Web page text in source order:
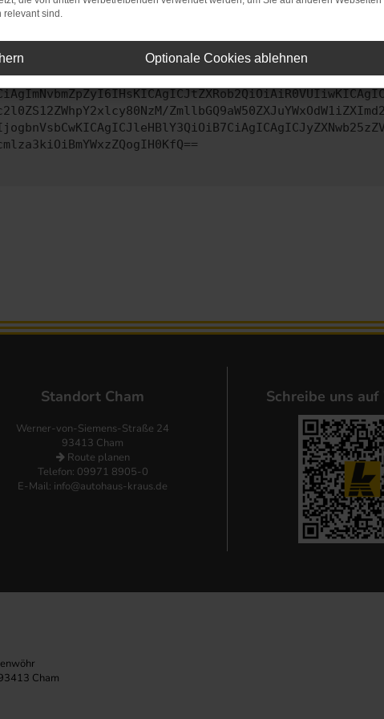
kontaktiere uns bitte. Wir werden versuchen, das Problem zu
Standort Cham
Werner-von-Siemens-Straße 24
93413 Cham
Route planen
Telefon: 09971 8905-0
E-Mail: info@autohaus-kraus.de
Schreibe uns
Cham
relevant sind.
Optionale Cookies ablehnen